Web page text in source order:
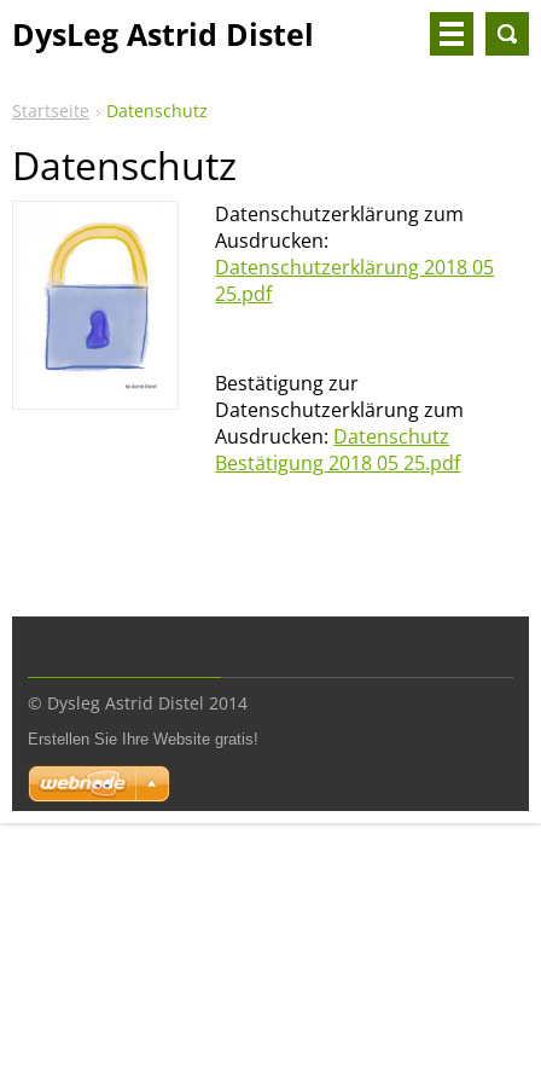
DysLeg Astrid Distel
Startseite Datenschutz
Datenschutz
Datenschutzerklärung zum
Ausdrucken:
Datenschutzerklärung 2018 05
25.pdf
Bestätigung zur
Datenschutzerklärung zum
Ausdrucken: Datenschutz
Bestätigung 2018 05 25.pdf
© Dysleg Astrid Distel 2014
Erstellen Sie Ihre Website gratis!